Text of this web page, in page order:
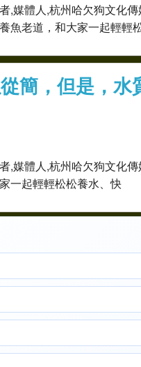
,媒體人,杭州哈欠狗文化
魚老道，和大家一起輕輕
簡，但是，
,媒體人,杭州哈欠狗文化
一起輕輕松松養水、快